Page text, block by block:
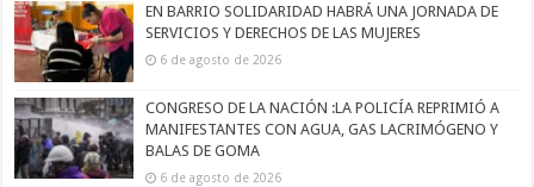
EN BARRIO SOLIDARIDAD HABRÁ UNA JORNADA DE
SERVICIOS Y DERECHOS DE LAS MUJERES
6 de agosto de 2026
CONGRESO DE LA NACIÓN :LA POLICÍA REPRIMIÓ A
MANIFESTANTES CON AGUA, GAS LACRIMÓGENO Y
BALAS DE GOMA
6 de agosto de 2026